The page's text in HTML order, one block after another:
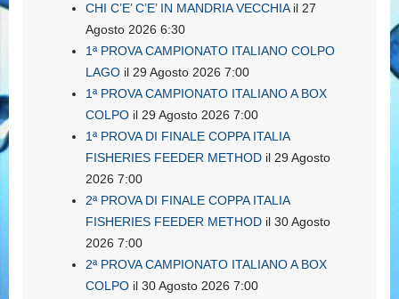
CHI C’E’ C’E’ IN MANDRIA VECCHIAil 27
Agosto 2026 6:30
1ª PROVA CAMPIONATO ITALIANO COLPO
LAGO il 29 Agosto 2026 7:00
1ª PROVA CAMPIONATO ITALIANO A BOX
COLPO il 29 Agosto 2026 7:00
1ª PROVA DI FINALE COPPA ITALIA
FISHERIES FEEDER METHOD il 29 Agosto
2026 7:00
2ª PROVA DI FINALE COPPA ITALIA
FISHERIES FEEDER METHOD il 30 Agosto
2026 7:00
2ª PROVA CAMPIONATO ITALIANO A BOX
COLPO il 30 Agosto 2026 7:00